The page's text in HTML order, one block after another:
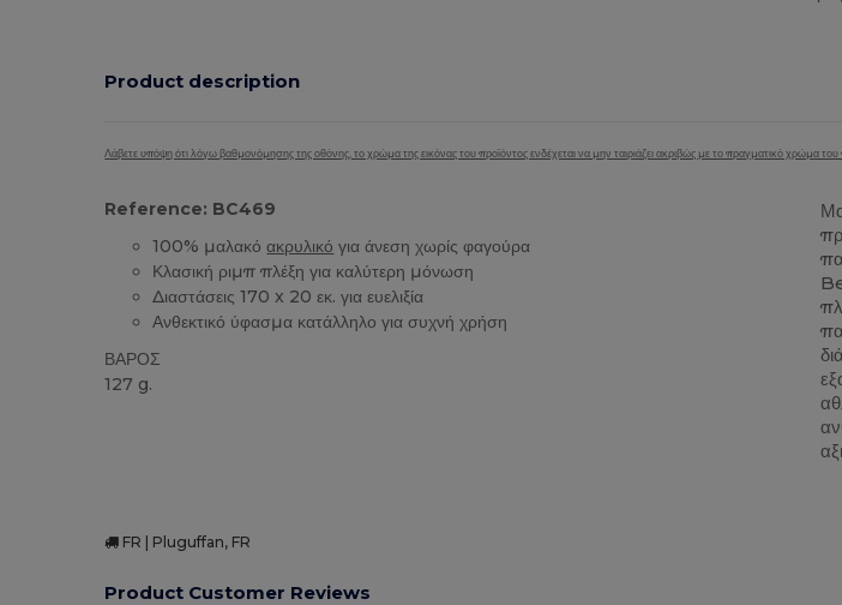
Product description
Λάβετε υπόψη ότι λόγω βαθμονόμησης της οθόνης, το χρώμα της εικόνας του προϊόντος ενδέχεται να μην ταιριάζει ακριβώς με το πραγματικό χρώμα του
Reference: BC469
100% μαλακόακρυλικό για άνεση χωρίς φαγούρα
Κλασική ριμπ πλέξη για καλύτερη μόνωση
Διαστάσεις 170 x 20 εκ. για ευελιξία
Ανθεκτικό ύφασμα κατάλληλο για συχνή χρήση
ΒΑΡΟΣ
127 g.
FR | Pluguffan, FR
Product Customer Reviews